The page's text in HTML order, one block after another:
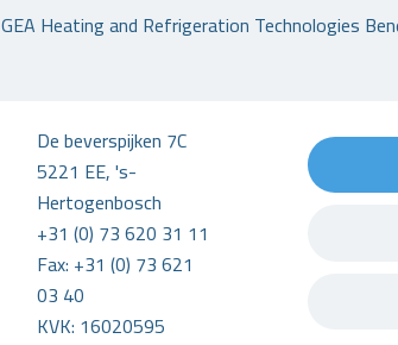
GEA Heating and Refrigeration Technologies
De beverspijken 7C
5221 EE, 's-
Hertogenbosch
+31 (0) 73 620 31 11
Fax: +31 (0) 73 621
03 40
KVK: 16020595